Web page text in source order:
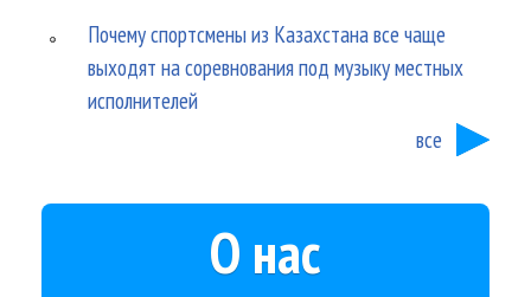
Почему спортсмены из Казахстана все чаще
выходят на соревнования под музыку местных
исполнителей
все
О нас